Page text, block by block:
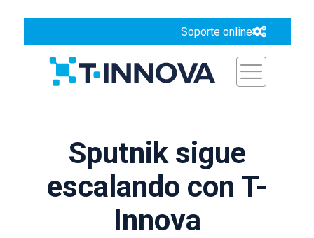
Soporte online
Sputnik sigue
escalando con T-
Innova